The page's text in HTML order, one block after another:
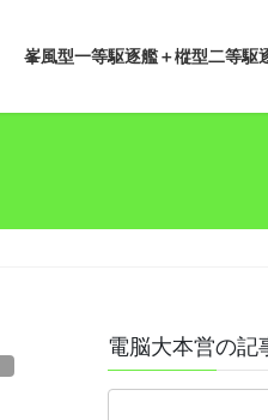
峯風型一等駆逐艦＋樅型二等駆
電脳大本営の記